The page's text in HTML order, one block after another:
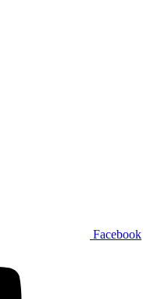
Facebook